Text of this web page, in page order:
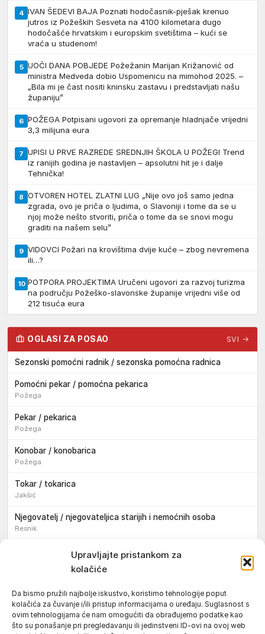
Upravljajte pristankom za
kolačiće
Da bismo pružili najbolje iskustvo, koristimo tehnologije poput
kolačića za čuvanje i/ili pristup informacijama o uređaju. Suglasnost s
ovim tehnologijama će nam omogućiti da obrađujemo podatke kao
što su ponašanje pri pregledavanju ili jedinstveni ID-ovi na ovoj web
4 IVAN ŠEDEVI BAJA Poznati hodočasnik-pješak krenuo
jutros iz Požeških Sesveta na 4100 kilometara dugo
hodočašće hrvatskim i europskim svetištima – kući se
vraća u studenom!
5 UOČI DANA POBJEDE Požežanin Marijan Križanović od
ministra Medveda dobio Uspomenicu na mimohod 2025. –
„Bila mi je čast nositi kninsku zastavu i predstavljati našu
županiju”
6 POŽEGA Potpisani ugovori za opremanje hladnjače vrijedni
3,3 milijuna eura
7 UPISI U PRVE RAZREDE SREDNJIH ŠKOLA U POŽEGI Trend
iz ranijih godina je nastavljen – apsolutni hit je i dalje
Tehnička!
8 OTVOREN HOTEL ZLATNI LUG „Nije ovo još samo jedna
zgrada, ovo je priča o ljudima, o Slavoniji i tome da se u
njoj može nešto stvoriti, priča o tome da se snovi mogu
graditi na našem selu”
9 VIDOVCI Požari na krovištima dvije kuće – zbog nevremena
ili…?
10 POTPORA PROJEKTIMA Uručeni ugovori za razvoj turizma
na području Požeško-slavonske županije vrijedni više od
212 tisuća eura
OGLASI ZA POSAO SVI →
Sezonski pomoćni radnik / sezonska pomoćna radnica
Pomoćni pekar / pomoćna pekarica
Požega
Pekar / pekarica
Požega
Konobar / konobarica
Požega
Tokar / tokarica
Jakšić
Njegovatelj / njegovateljica starijih i nemoćnih osoba
Resnik
Konobar / konobarica
Jakšić
Vozač / vozačica teretnog vozila s poluprikolicom
Požega